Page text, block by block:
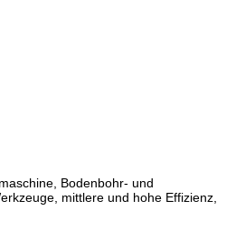
Bodenbohr- und
mittlere und hohe Effizienz,